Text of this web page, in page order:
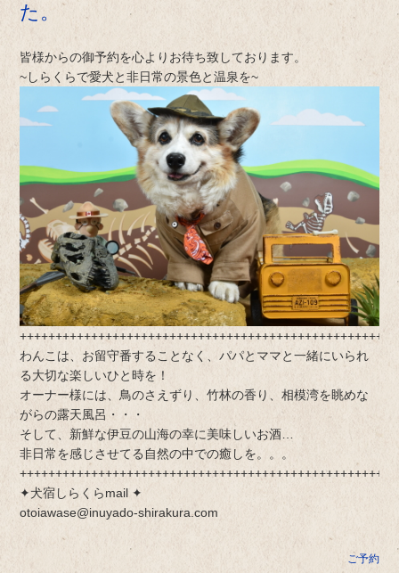
た。
皆様からの御予約を心よりお待ち致しております。
~しらくらで愛犬と非日常の景色と温泉を~
わんこは、お留守番することなく、パパとママと一緒にいられ
る大切な楽しいひと時を！
オーナー様には、鳥のさえずり、竹林の香り、相模湾を眺めな
がらの露天風呂・・・
そして、新鮮な伊豆の山海の幸に美味しいお酒…
非日常を感じさせてる自然の中での癒しを。。。
✦犬宿しらくらmail ✦
otoiawase@inuyado-shirakura.com
ご予約